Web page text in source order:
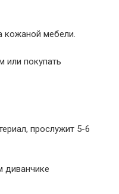
кожаной мебели.
или покупать
прослужит 5-6